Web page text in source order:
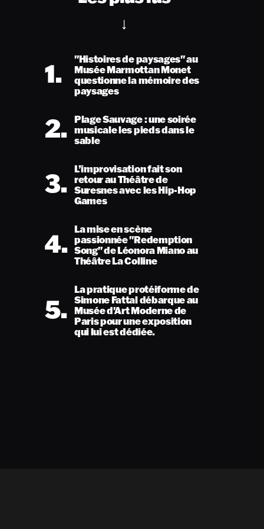
1.
"Histoires de paysages" au
Musée Marmottan Monet
questionne la mémoire des
paysages
2. Plage Sauvage : une soirée
musicale les pieds dans le
sable
3. L’improvisation fait son
retour au Théâtre de
Suresnes avec les Hip-Hop
Games
4. La mise en scène
passionnée "Redemption
Song" de Léonora Miano au
Théâtre La Colline
5.
La pratique protéiforme de
Simone Fattal débarque au
Musée d'Art Moderne de
Paris pour une exposition
qui lui est dédiée.